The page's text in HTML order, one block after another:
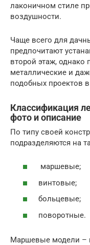
лаконичном стиле
воздушности.
Чаще всего для
предпочитают
второй этаж, однако
металлические и
подобных проектов
Классификация
фото и описание
По типу своей
подразделяются на
маршевые;
винтовые;
больцевые;
поворотные.
Маршевые модели –